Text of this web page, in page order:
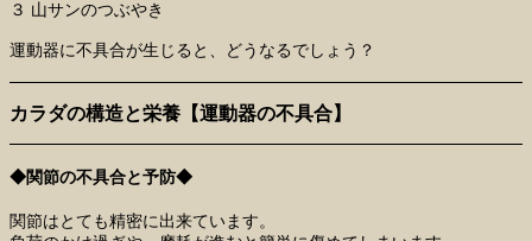
３ 山サンのつぶやき
運動器に不具合が生じると、どうなるでしょう？
カラダの構造と栄養【運動器の不具合】
◆関節の不具合と予防◆
関節はとても精密に出来ています。